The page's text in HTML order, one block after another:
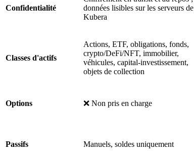
Confidentialité
données lisibles sur les serveurs de
Kubera
Classes d'actifs
Actions, ETF, obligations, fonds,
crypto/DeFi/NFT, immobilier,
véhicules, capital-investissement,
objets de collection
Options ❌ Non pris en charge
Passifs Manuels, soldes uniquement